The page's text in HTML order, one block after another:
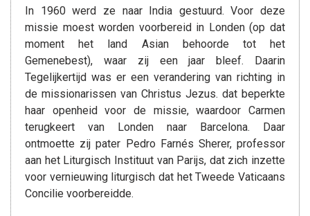
In 1960 werd ze naar India gestuurd. Voor deze
missie moest worden voorbereid in Londen (op dat
moment het land Asian behoorde tot het
Gemenebest), waar zij een jaar bleef. Daarin
Tegelijkertijd was er een verandering van richting in
de missionarissen van Christus Jezus. dat beperkte
haar openheid voor de missie, waardoor Carmen
terugkeert van Londen naar Barcelona. Daar
ontmoette zij pater Pedro Farnés Sherer, professor
aan het Liturgisch Instituut van Parijs, dat zich inzette
voor vernieuwing liturgisch dat het Tweede Vaticaans
Concilie voorbereidde.